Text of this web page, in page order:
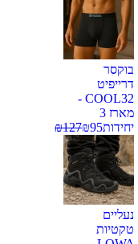
בוקסר
דרייפיט
COOL32 -
מארז 3
יחידות
₪95
₪127
נעליים
טקטיות